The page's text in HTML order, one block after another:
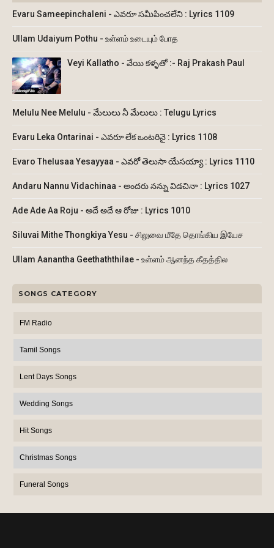
Evaru Sameepinchaleni - ఎవరూ సమీపించలేని : Lyrics 1109
Ullam Udaiyum Pothu - உள்ளம் உடையும் போத
Veyi Kallatho - వేయి కళ్ళతో :- Raj Prakash Paul
Melulu Nee Melulu - మేలులు నీ మేలులు : Telugu Lyrics
Evaru Leka Ontarinai - ఎవరూ లేక ఒంటరినై : Lyrics 1108
Evaro Thelusaa Yesayyaa - ఎవరో తెలుసా యేసయ్యా : Lyrics 1110
Andaru Nannu Vidachinaa - అందరు నన్ను విడచినా : Lyrics 1027
Ade Ade Aa Roju - అదే అదే ఆ రోజు : Lyrics 1010
Siluvai Mithe Thongkiya Yesu - சிலுவை மீதே தொங்கிய இயேச
Ullam Aanantha Geethaththilae - உள்ளம் ஆனந்த கீதத்தில
SONGS CATEGORY
FM Radio
Tamil Songs
Lent Days Songs
Wedding Songs
Hit Songs
Christmas Songs
Funeral Songs